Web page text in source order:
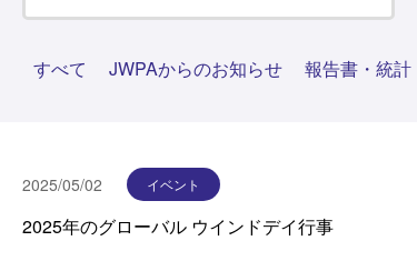
すべて JWPAからのお知らせ 報告書・統計
2025/05/02 イベント
2025年のグローバル ウインドデイ行事